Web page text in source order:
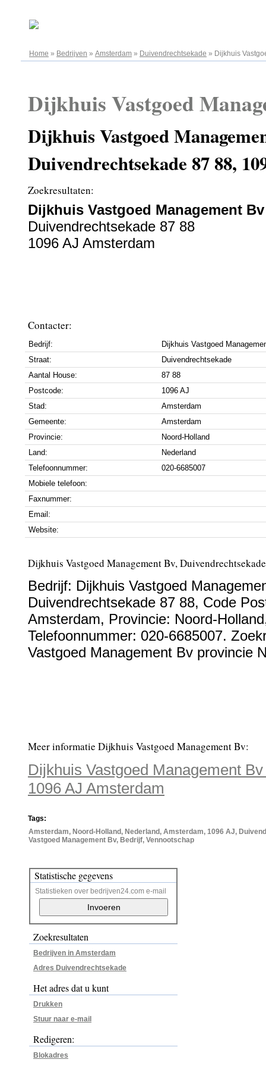
Home » Bedrijven » Amsterdam » Duivendrechtsekade » Dijkhuis
Dijkhuis Vastgoed
Dijkhuis Vastgoed
Duivendrechtsekade 87 88,
Zoekresultaten:
Dijkhuis Vastgoed Management Bv
Duivendrechtsekade 87 88
1096 AJ Amsterdam
Contacter:
Bedrijf:
Dijkhuis Vastgoed
Straat:
Duivendrechtsekade
Aantal House:
87 88
Postcode:
1096 AJ
Stad:
Amsterdam
Gemeente:
Amsterdam
Provincie:
Noord-Holland
Land:
Nederland
Telefoonnummer:
020-6685007
Mobiele telefoon:
Faxnummer:
Email:
Website:
Dijkhuis Vastgoed Management Bv,
Bedrijf: Dijkhuis Vastgoed
Duivendrechtsekade 87 88, Code
Amsterdam, Provincie: Noord-Holland
Telefoonnummer: 020-6685007.
Vastgoed Management Bv provincie
Meer informatie Dijkhuis Vastgoed Management Bv:
Dijkhuis Vastgoed Management
1096 AJ Amsterdam
Tags:
Amsterdam, Noord-Holland, Nederland, Amsterdam, 1096 AJ,
Vastgoed Management Bv, Bedrijf, Vennootschap
Statistische gegevens
Statistieken over bedrijven24.com e-mail
Zoekresultaten
Bedrijven in Amsterdam
Adres Duivendrechtsekade
Het adres dat u kunt
Drukken
Stuur naar e-mail
Redigeren:
Blokadres